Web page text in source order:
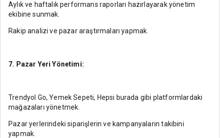
Aylık ve haftalık performans raporları hazırlayarak yönetim
ekibine sunmak.
Rakip analizi ve pazar araştırmaları yapmak.
7. Pazar Yeri Yönetimi:
Trendyol Go, Yemek Sepeti, Hepsi burada gibi platformlardaki
mağazaları yönetmek.
Pazar yerlerindeki siparişlerin ve kampanyaların takibini
yapmak.